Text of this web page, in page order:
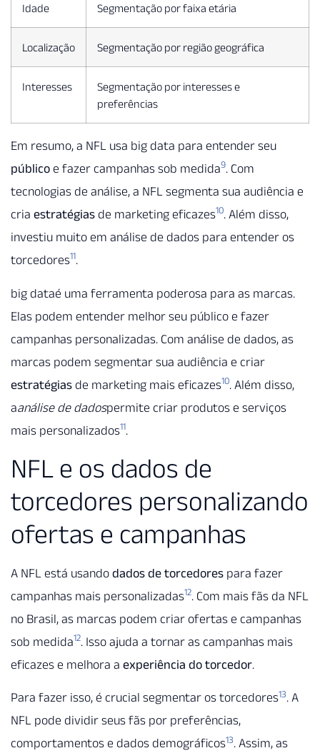
Idade Segmentação por faixa etária
Localização Segmentação por região geográfica
Interesses
Segmentação por interesses e
preferências
Em resumo, a NFL usa big data para entender seu
público e fazer campanhas sob medida9. Com
tecnologias de análise, a NFL segmenta sua audiência e
cria estratégias de marketing eficazes10. Além disso,
investiu muito em análise de dados para entender os
torcedores11.
big dataé uma ferramenta poderosa para as marcas.
Elas podem entender melhor seu público e fazer
campanhas personalizadas. Com análise de dados, as
marcas podem segmentar sua audiência e criar
estratégias de marketing mais eficazes10. Além disso,
aanálise de dadospermite criar produtos e serviços
mais personalizados11.
NFL e os dados de
torcedores personalizando
ofertas e campanhas
A NFL está usando dados de torcedores para fazer
campanhas mais personalizadas12. Com mais fãs da NFL
no Brasil, as marcas podem criar ofertas e campanhas
sob medida12. Isso ajuda a tornar as campanhas mais
eficazes e melhora a experiência do torcedor.
Para fazer isso, é crucial segmentar os torcedores13. A
NFL pode dividir seus fãs por preferências,
comportamentos e dados demográficos13. Assim, as